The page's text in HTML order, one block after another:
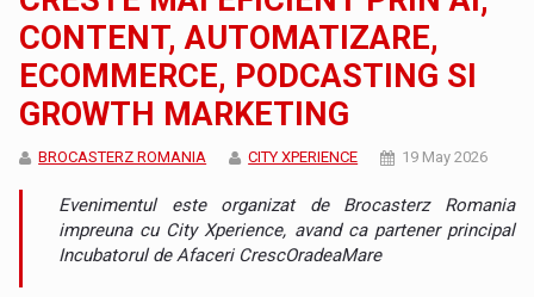
CONTENT, AUTOMATIZARE,
ECOMMERCE, PODCASTING SI
GROWTH MARKETING
BROCASTERZ ROMANIA CITY XPERIENCE 19 May 2026
Evenimentul este organizat de Brocasterz Romania
impreuna cu City Xperience, avand ca partener principal
Incubatorul de Afaceri CrescOradeaMare